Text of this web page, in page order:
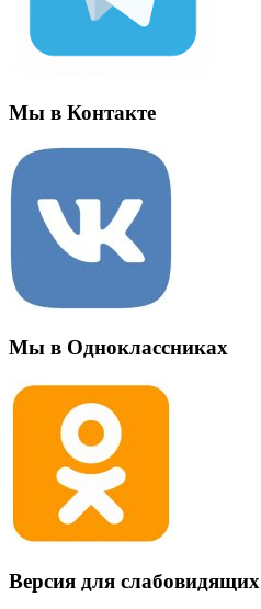
Мы в Контакте
Мы в Одноклассниках
Версия для слабовидящих